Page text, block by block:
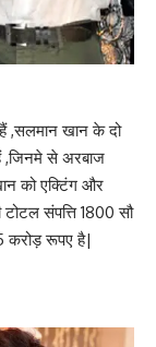
,सलमान खान के दो
,जिनमे से अरबाज
को एक्टिंग और
संपत्ति 1800 सौ
करोड़ रूपए है|